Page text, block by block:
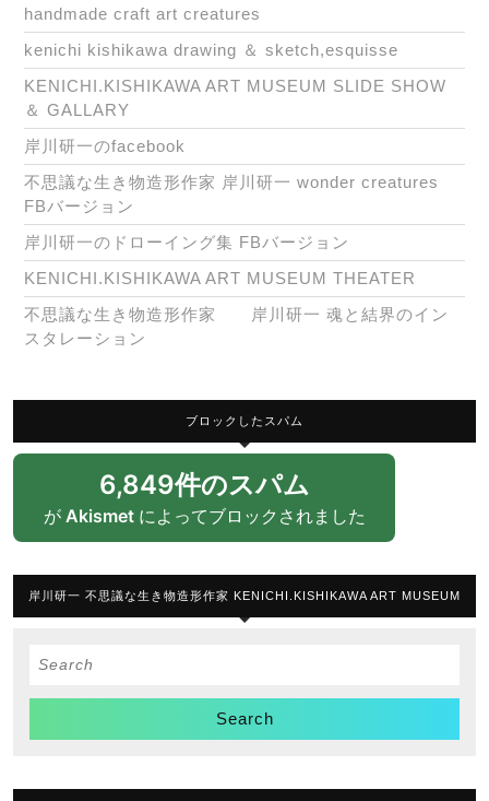
handmade craft art creatures
kenichi kishikawa drawing ＆ sketch,esquisse
KENICHI.KISHIKAWA ART MUSEUM SLIDE SHOW
＆ GALLARY
岸川研一のfacebook
不思議な生き物造形作家 岸川研一 wonder creatures
FBバージョン
岸川研一のドローイング集 FBバージョン
KENICHI.KISHIKAWA ART MUSEUM THEATER
不思議な生き物造形作家 岸川研一 魂と結界のイン
スタレーション
ブロックしたスパム
6,849件のスパム
が Akismetによってブロックされました
岸川研一 不思議な生き物造形作家 KENICHI.KISHIKAWA ART MUSEUM
Search